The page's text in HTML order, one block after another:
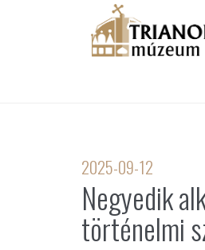
2025-09-12
Negyedik
történelmi